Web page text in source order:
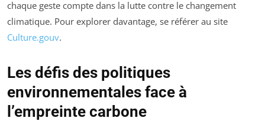
chaque geste compte dans la lutte contre le changement
climatique. Pour explorer davantage, se référer au site
Culture.gouv.
Les défis des politiques
environnementales face à
l’empreinte carbone